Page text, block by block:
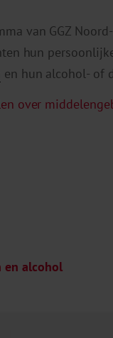
van GGZ
hun
en hun alcohol- of
over
en alcohol